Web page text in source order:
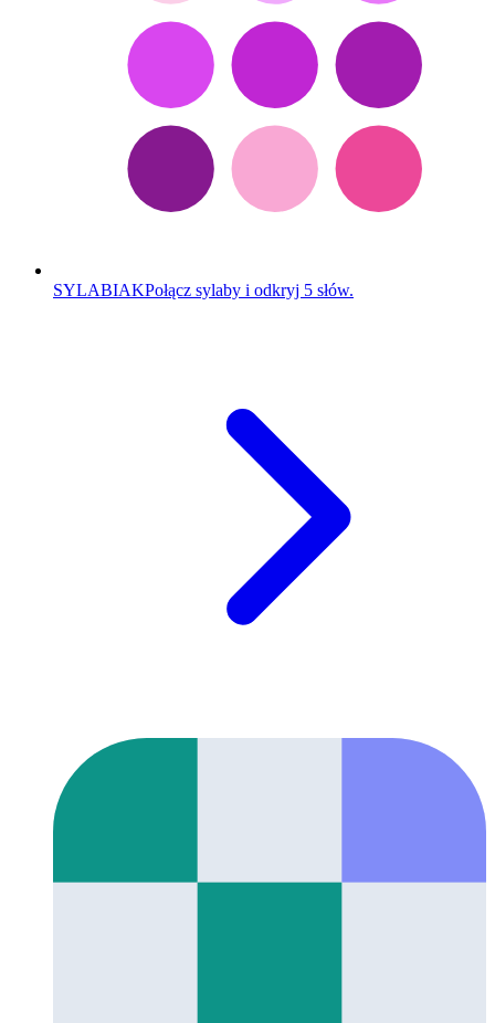
SYLABIAKPołącz sylaby i odkryj 5 słów.